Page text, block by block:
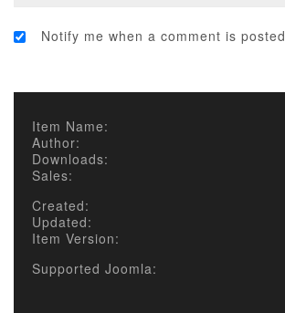
Notify me when a comment is posted
Item Name:
Author:
Downloads:
Sales:
Created:
Updated:
Item Version:
Supported Joomla: